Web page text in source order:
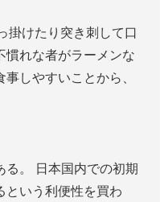
掛けたり突き刺して口
慣れな者がラーメンな
しやすいことから、
。 日本国内での初期
という利便性を買わ